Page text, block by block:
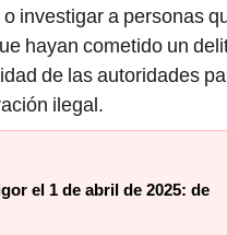
investigar a personas
hayan cometido un
de las autoridades
ilegal.
el 1 de abril de 2025: de